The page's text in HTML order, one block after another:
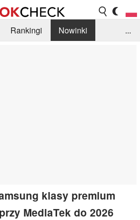
Rankingi
Nowinki
...
klasy premium
MediaTek do 2026